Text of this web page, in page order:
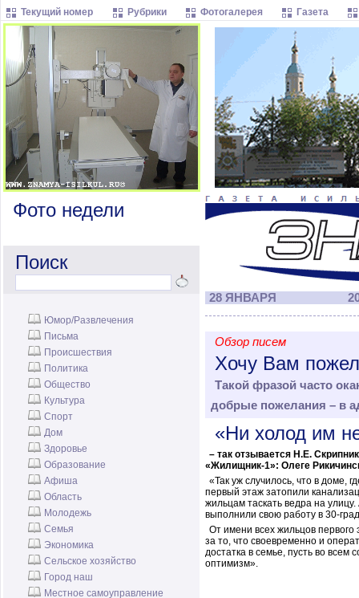
Текущий номер Рубрики Фотогалерея Газета
Фото недели
Поиск
Юмор/Развлечения
Письма
Происшествия
Политика
Общество
Культура
Спорт
Дом
Здоровье
Образование
Афиша
Область
Молодежь
Семья
Экономика
Сельское хозяйство
Город наш
Местное самоуправление
28 ЯНВАРЯ
Обзор писем
Хочу Вам
Такой фразой часто
добрые пожелания – в
«Ни холод им
– так отзывается Н.Е.
«Жилищник-1»: Олеге
«Так уж случилось, что в доме,
первый этаж затопили
жильцам таскать ведра на
выполнили свою работу в 30-
От имени всех жильцов первого
за то, что своевременно и
достатка в семье, пусть во всем
оптимизм».